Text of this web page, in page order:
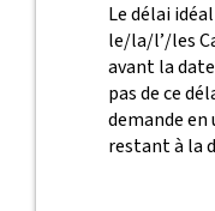
Le délai
le/la/l’/les
avant la
pas de ce
demande en
restant à la